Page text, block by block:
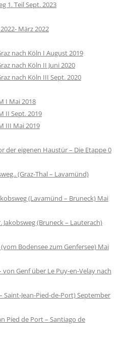
1. Teil Sept. 2023
März 2022
nach Köln I August 2019
nach Köln II Juni 2020
nach Köln III Sept. 2020
I Mai 2018
II Sept. 2019
III Mai 2019
der eigenen Haustür – Die Etappe 0
(Graz-Thal – Lavamünd)
(Lavamünd – Bruneck) Mai
(Bruneck – Lauterach)
Bodensee zum Genfersee) Mai
Genf über Le Puy-en-Velay nach
Saint-Jean-Pied-de-Port) September
Pied de Port – Santiago de